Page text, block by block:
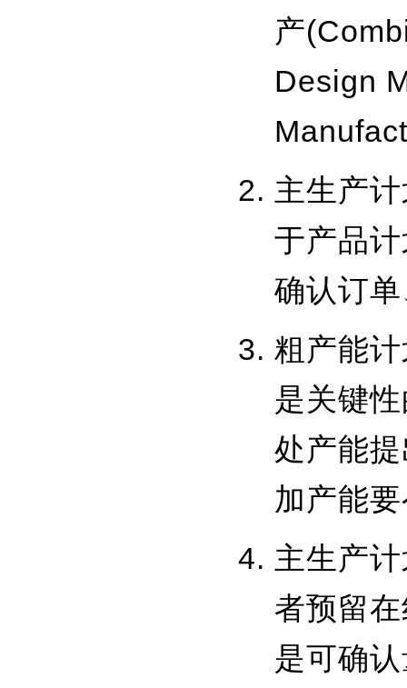
产
Design
主生产
于产品
确认订
粗产能
是关键
处产能
加产能
主生产
者预留
是可确